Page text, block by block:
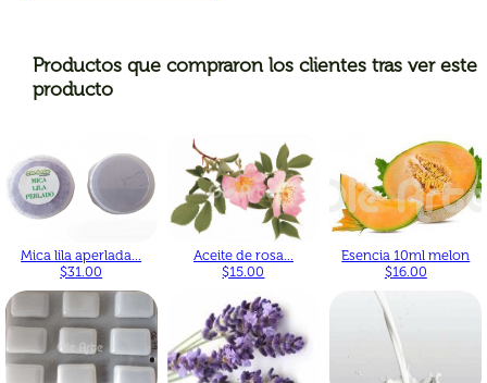
Productos que compraron los clientes tras ver este
producto
Mica lila aperlada...
$31.00
Aceite de rosa...
$15.00
Esencia 10ml melon
$16.00